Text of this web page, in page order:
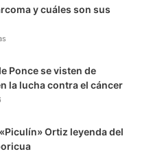
y cuáles son sus
Ponce se visten de
la lucha contra el cáncer
Ortiz leyenda del